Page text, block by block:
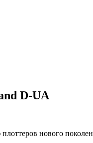
D-UA
нового